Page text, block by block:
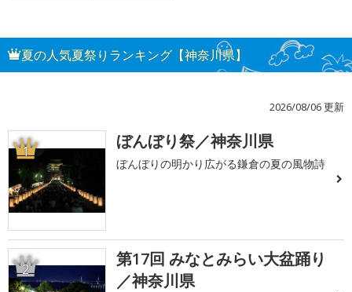
夏の人気夏祭りランキング【神奈川県】
2026/08/06 更新
1 ぼんぼり祭／神奈川県
ぼんぼりの明かり広がる鎌倉の夏の風物詩
2
第17回 みなとみらい大盆踊り
／神奈川県